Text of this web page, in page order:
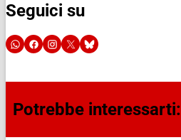
Seguici su
Potrebbe interessarti: